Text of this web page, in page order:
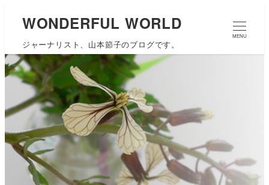
WONDERFUL WORLD
ジャーナリスト、山本節子のブログです。
MENU